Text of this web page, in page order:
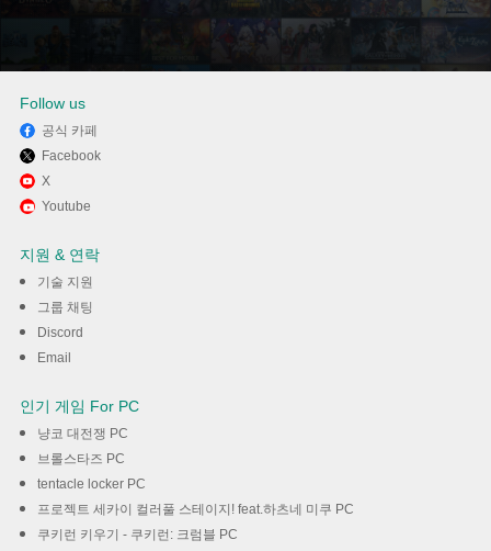
Memu Play에서 원더TV 개인방
송 - 여캠bj , 풀 고화질 실시간방
송 , 팝콘 연동 티비 , 라이브방송
Follow us
공식 카페
Facebook
X
Youtube
지원 & 연락
기술 지원
그룹 채팅
Discord
Email
인기 게임 For PC
냥코 대전쟁 PC
브롤스타즈 PC
tentacle locker PC
프로젝트 세카이 컬러풀 스테이지! feat.하츠네 미쿠 PC
쿠키런 키우기 - 쿠키런: 크럼블 PC